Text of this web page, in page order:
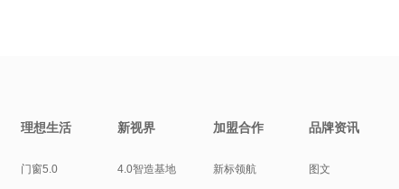
理想生活
门窗5.0
新视界
4.0智造基地
加盟合作
新标领航
品牌资讯
图文